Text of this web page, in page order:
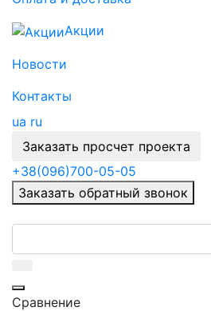
Акции
Новости
Контакты
ua ru
Заказать просчет проекта
+38(096)700-05-05
Заказать обратный звонок
Сравнение